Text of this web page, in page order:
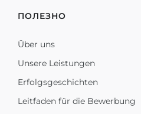
ПОЛЕЗНО
Über uns
Unsere Leistungen
Erfolgsgeschichten
Leitfaden für die Bewerbung